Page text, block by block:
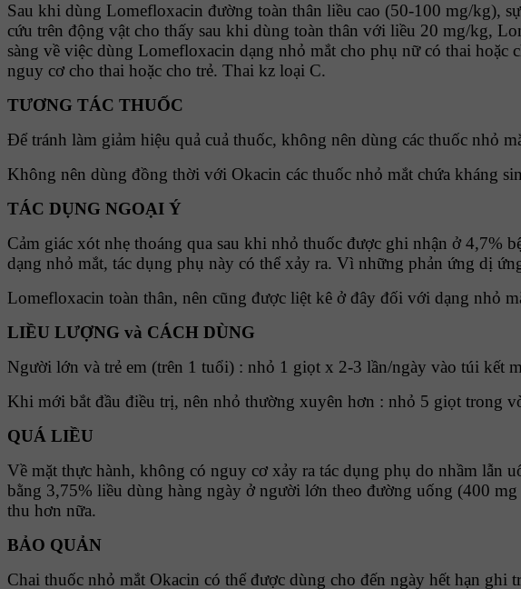
Sau khi dùng Lomefloxacin đường toàn thân liều cao (50-100 mg/kg),
cứu trên động vật cho thấy sau khi dùng toàn thân với liều 20 mg/kg,
sàng về việc dùng Lomefloxacin dạng nhỏ mắt cho phụ nữ có thai
nguy cơ cho thai hoặc cho trẻ. Thai kz loại C.
TƯƠNG TÁC THUỐC
Để tránh làm giảm hiệu quả cuả thuốc, không nên dùng các thuốc nhỏ
Không nên dùng đồng thời với Okacin các thuốc nhỏ mắt chứa kháng
TÁC DỤNG NGOẠI Ý
Cảm giác xót nhẹ thoáng qua sau khi nhỏ thuốc được ghi nhận ở 4,7%
dạng nhỏ mắt, tác dụng phụ này có thể xảy ra. Vì những phản ứng dị
Lomefloxacin toàn thân, nên cũng được liệt kê ở đây đối với dạng nhỏ
LIỀU LƯỢNG và CÁCH DÙNG
Người lớn và trẻ em (trên 1 tuổi) : nhỏ 1 giọt x 2-3 lần/ngày vào túi kết
Khi mới bắt đầu điều trị, nên nhỏ thường xuyên hơn : nhỏ 5 giọt trong
QUÁ LIỀU
Về mặt thực hành, không có nguy cơ xảy ra tác dụng phụ do nhầm
bằng 3,75% liều dùng hàng ngày ở người lớn theo đường uống (400
thu hơn nữa.
BẢO QUẢN
Chai thuốc nhỏ mắt Okacin có thể được dùng cho đến ngày hết hạn ghi